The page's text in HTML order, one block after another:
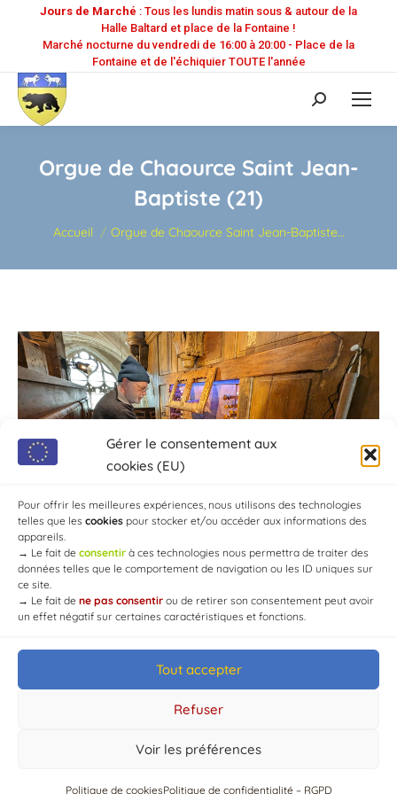
Gérer le consentement aux
cookies (EU)
Pour offrir les meilleures expériences, nous utilisons des technologies
telles que les cookies pour stocker et/ou accéder aux informations des
appareils.
→ Le fait de consentir à ces technologies nous permettra de traiter des
données telles que le comportement de navigation ou les ID uniques sur
ce site.
→ Le fait de ne pas consentir ou de retirer son consentement peut avoir
un effet négatif sur certaines caractéristiques et fonctions.
Tout accepter
Refuser
Voir les préférences
Politique de cookiesPolitique de confidentialité – RGPD
Jours de Marché : Tous les lundis matin sous & autour de la
Halle Baltard et place de la Fontaine !
Marché nocturne du vendredi de 16:00 à 20:00 - Place de la
Fontaine et de l'échiquier TOUTE l'année
Recherche
:
Orgue de Chaource Saint Jean-
Baptiste (21)
Vous êtes ici :
Accueil Orgue de Chaource Saint Jean-Baptiste…
© Mairie de Chaource [2004-2024] | Tous droits réservés.
Developed byWEB3-DESIGN